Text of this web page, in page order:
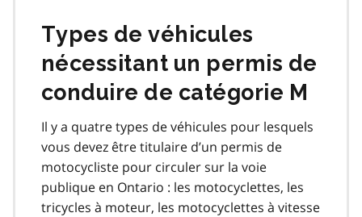
Types de véhicules
nécessitant un permis de
conduire de catégorie M
Il y a quatre types de véhicules pour lesquels
vous devez être titulaire d’un permis de
motocycliste pour circuler sur la voie
publique en Ontario : les motocyclettes, les
tricycles à moteur, les motocyclettes à vitesse